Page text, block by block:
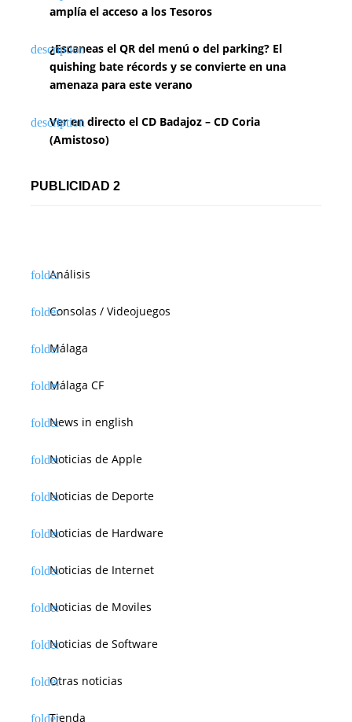
amplía el acceso a los Tesoros
¿Escaneas el QR del menú o del parking? El
quishing bate récords y se convierte en una
amenaza para este verano
Ver en directo el CD Badajoz – CD Coria
(Amistoso)
PUBLICIDAD 2
Análisis
Consolas / Videojuegos
Málaga
Málaga CF
News in english
Noticias de Apple
Noticias de Deporte
Noticias de Hardware
Noticias de Internet
Noticias de Moviles
Noticias de Software
Otras noticias
Tienda